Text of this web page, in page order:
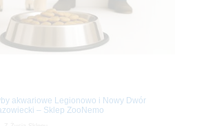
akwariowe Legionowo i Nowy Dwór
– Sklep ZooNemo